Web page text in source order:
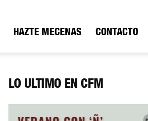
HAZTE MECENAS CONTACTO
LO ÚLTIMO EN CFM